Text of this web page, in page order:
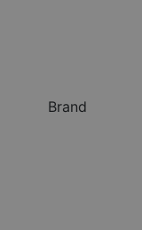
Brand